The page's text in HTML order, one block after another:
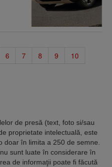
6 7 8 9 10
de presă (text, foto si/sau
proprietate intelectuală, este
doar în limita a 250 de semne.
sunt luate în considerare în
de informaţii poate fi făcută